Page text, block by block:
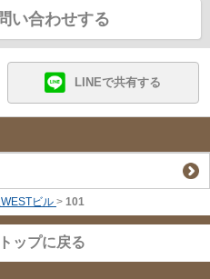
い合わせする
LINEで共有する
ビル > 101
ップに戻る